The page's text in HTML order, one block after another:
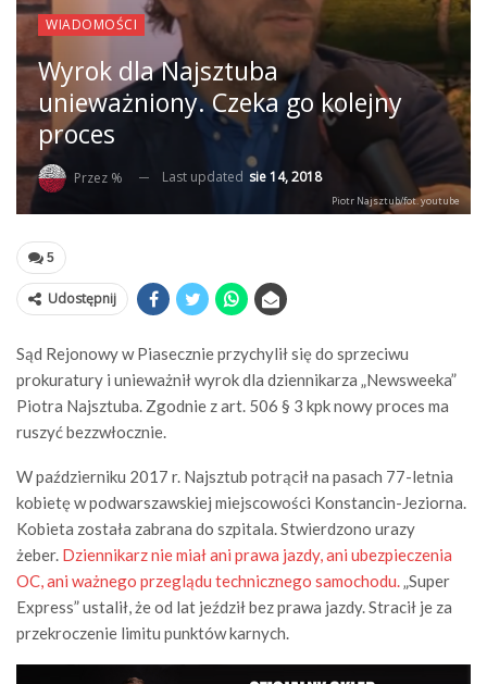
WIADOMOŚCI
Wyrok dla Najsztuba
unieważniony. Czeka go kolejny
proces
Przez % Last updated sie 14, 2018
Piotr Najsztub/fot. youtube
5
Udostępnij
Sąd Rejonowy w Piasecznie przychylił się do sprzeciwu
prokuratury i unieważnił wyrok dla dziennikarza „Newsweeka”
Piotra Najsztuba. Zgodnie z art. 506 § 3 kpk nowy proces ma
ruszyć bezzwłocznie.
W październiku 2017 r. Najsztub potrącił na pasach 77-letnia
kobietę w podwarszawskiej miejscowości Konstancin-Jeziorna.
Kobieta została zabrana do szpitala. Stwierdzono urazy
żeber. Dziennikarz nie miał ani prawa jazdy, ani ubezpieczenia
OC, ani ważnego przeglądu technicznego samochodu.„Super
Express” ustalił, że od lat jeździł bez prawa jazdy. Stracił je za
przekroczenie limitu punktów karnych.